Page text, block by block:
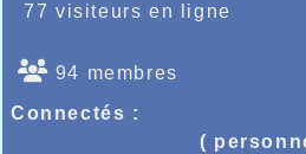
77 visiteurs en ligne
94 membres
Connectés :
(